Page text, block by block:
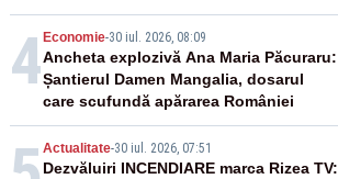
4 Economie-30 iul. 2026, 08:09
Ancheta explozivă Ana Maria Păcuraru:
Șantierul Damen Mangalia, dosarul
care scufundă apărarea României
Actualitate-30 iul. 2026, 07:51
Dezvăluiri INCENDIARE marca Rizea TV: